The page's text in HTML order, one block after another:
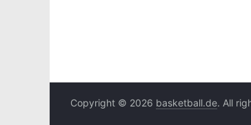
Copyright © 2026 basketball.de. All